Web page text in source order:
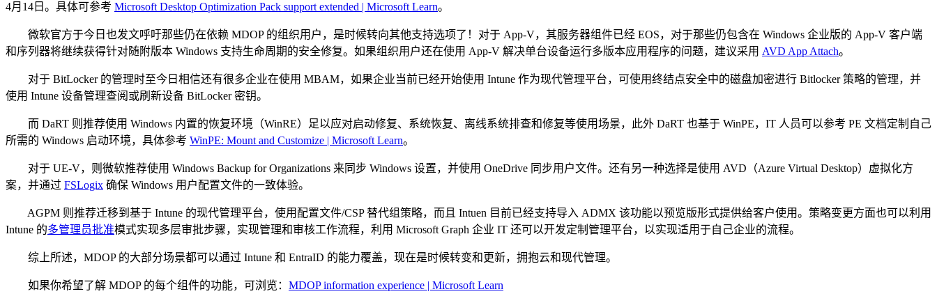
4月14日。具体可参考 Microsoft Desktop Optimization Pack support extended | Microsoft Learn。
微软官方于今日也发文呼吁那些仍在依赖 MDOP 的组织用户，是时候转向其他支持选项了！对于 App-V，其服务器组件已经 EOS，对于那些仍包含在 Windows 企业版的 App-V 客户端
和序列器将继续获得针对随附版本 Windows 支持生命周期的安全修复。如果组织用户还在使用 App-V 解决单台设备运行多版本应用程序的问题，建议采用 AVD App Attach。
对于 BitLocker 的管理时至今日相信还有很多企业在使用 MBAM，如果企业当前已经开始使用 Intune 作为现代管理平台，可使用终结点安全中的磁盘加密进行 Bitlocker 策略的管理，并
使用 Intune 设备管理查阅或刷新设备 BitLocker 密钥。
而 DaRT 则推荐使用 Windows 内置的恢复环境（WinRE）足以应对启动修复、系统恢复、离线系统排查和修复等使用场景，此外 DaRT 也基于 WinPE，IT 人员可以参考 PE 文档定制自己
所需的 Windows 启动环境，具体参考 WinPE: Mount and Customize | Microsoft Learn。
对于 UE-V，则微软推荐使用 Windows Backup for Organizations 来同步 Windows 设置，并使用 OneDrive 同步用户文件。还有另一种选择是使用 AVD（Azure Virtual Desktop）虚拟化方
案，并通过 FSLogix 确保 Windows 用户配置文件的一致体验。
AGPM 则推荐迁移到基于 Intune 的现代管理平台，使用配置文件/CSP 替代组策略，而且 Intuen 目前已经支持导入 ADMX 该功能以预览版形式提供给客户使用。策略变更方面也可以利用
Intune 的多管理员批准模式实现多层审批步骤，实现管理和审核工作流程，利用 Microsoft Graph 企业 IT 还可以开发定制管理平台，以实现适用于自己企业的流程。
综上所述，MDOP 的大部分场景都可以通过 Intune 和 EntraID 的能力覆盖，现在是时候转变和更新，拥抱云和现代管理。
如果你希望了解 MDOP 的每个组件的功能，可浏览： MDOP information experience | Microsoft Learn